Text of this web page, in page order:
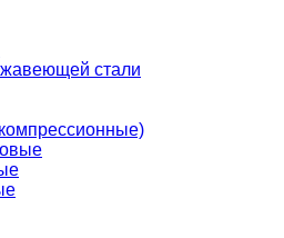
стали